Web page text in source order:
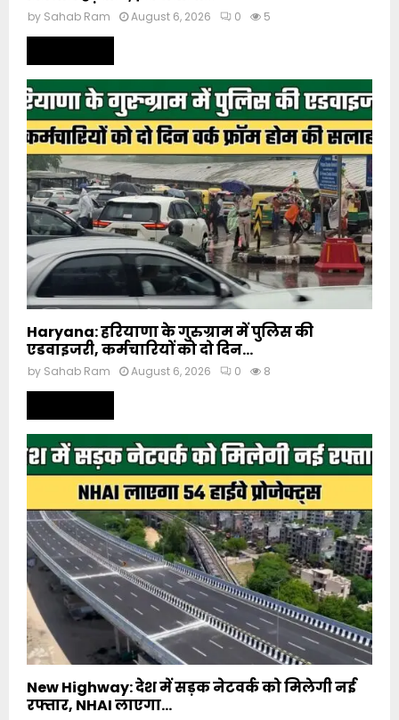
by Sahab Ram August 6, 2026 0 5
Haryana: हरियाणा के गुरुग्राम में पुलिस की
एडवाइजरी, कर्मचारियों को दो दिन...
by Sahab Ram August 6, 2026 0 8
New Highway: देश में सड़क नेटवर्क को मिलेगी नई
रफ्तार, NHAI लाएगा...